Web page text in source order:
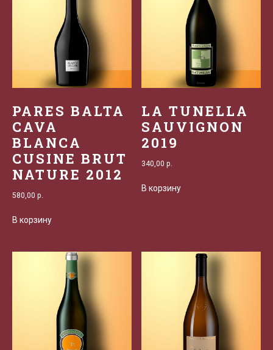
PARES BALTA
CAVA
BLANCA
CUSINE BRUT
NATURE 2012
580,00 р.
В корзину
LA TUNELLA
SAUVIGNON
2019
340,00р.
В корзину